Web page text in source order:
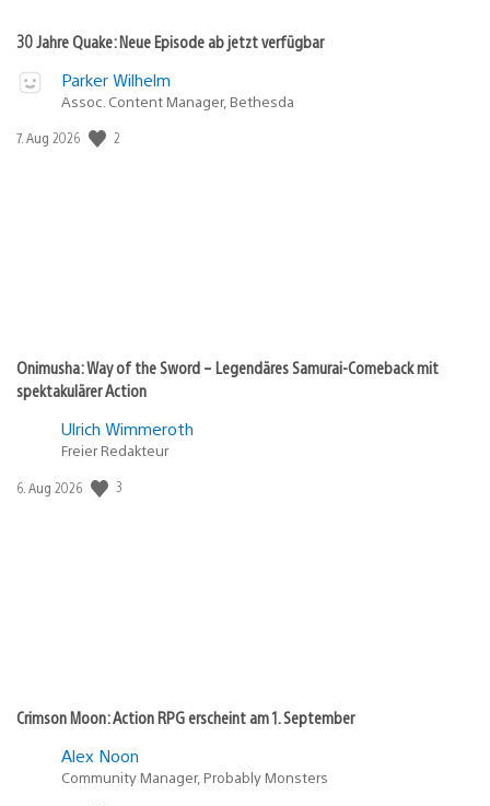
30 Jahre Quake: Neue Episode ab jetzt verfügbar
Parker Wilhelm
Assoc. Content Manager, Bethesda
Veröffentlichungsdatum:
7. Aug 2026 2
Onimusha: Way of the Sword – Legendäres Samurai-Comeback mit
spektakulärer Action
Ulrich Wimmeroth
Freier Redakteur
Veröffentlichungsdatum:
6. Aug 2026 3
Crimson Moon: Action RPG erscheint am 1. September
Alex Noon
Community Manager, Probably Monsters